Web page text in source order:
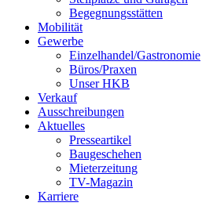
Begegnungsstätten
Mobilität
Gewerbe
Einzelhandel/Gastronomie
Büros/Praxen
Unser HKB
Verkauf
Ausschreibungen
Aktuelles
Presseartikel
Baugeschehen
Mieterzeitung
TV-Magazin
Karriere